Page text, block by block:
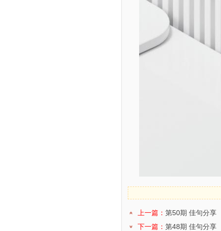
上一篇： 第50期 佳句分享
下一篇： 第48期 佳句分享